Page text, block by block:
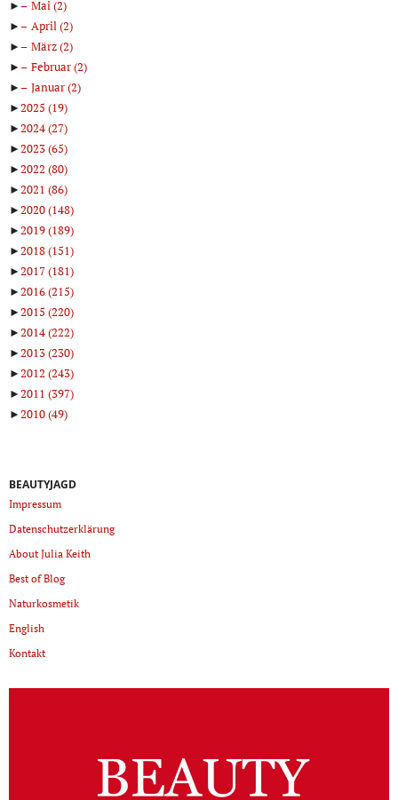
►
Mai (2)
►
April (2)
►
März(2)
►
Februar(2)
►
Januar(2)
► 2025 (19)
► 2024(27)
► 2023(65)
► 2022 (80)
► 2021 (86)
► 2020(148)
► 2019(189)
► 2018(151)
► 2017(181)
► 2016(215)
► 2015 (220)
► 2014(222)
► 2013(230)
► 2012 (243)
► 2011 (397)
► 2010(49)
BEAUTYJAGD
Impressum
Datenschutzerklärung
About Julia Keith
Best of Blog
Naturkosmetik
English
Kontakt